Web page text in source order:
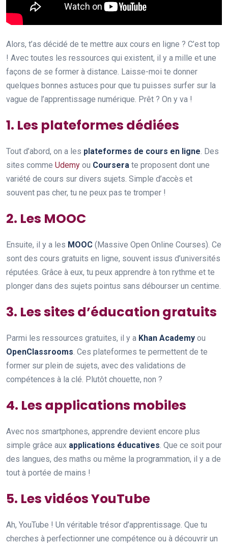
Alors, t’as décidé de te mettre aux cours en ligne ? C’est top
! Avec toutes les ressources qui existent, il y a mille et une
façons de se former à distance. Laisse-moi te donner
quelques bonnes astuces pour que tu puisses surfer sur la
vague de l’apprentissage numérique. Prêt ? On y va !
1. Les plateformes dédiées
Tout d’abord, on a les plateformes de cours en ligne. Des
sites comme Udemy ou Coursera te proposent dont une
variété de cours sur divers sujets. Simple d’accès et
souvent pas cher, tu ne peux pas te tromper !
2. Les MOOC
Ensuite, il y a les MOOC (Massive Open Online Courses). Ce
sont des cours gratuits en ligne, souvent issus d’universités
réputées. Grâce à eux, tu peux apprendre à ton rythme et te
plonger dans des sujets pointus sans débourser un centime.
3. Les sites d’éducation gratuits
Parmi les ressources gratuites, il y a Khan Academy ou
OpenClassrooms. Ces plateformes te permettent de te
former sur plein de sujets, avec des validations de
compétences à la clé. Plutôt chouette, non ?
4. Les applications mobiles
Avec nos smartphones, apprendre devient encore plus
simple grâce aux applications éducatives. Que ce soit pour
des langues, des maths ou même la programmation, il y a de
tout à portée de mains !
5. Les vidéos YouTube
Ah, YouTube ! Un véritable trésor d’apprentissage. Que tu
cherches à perfectionner une compétence ou à découvrir un